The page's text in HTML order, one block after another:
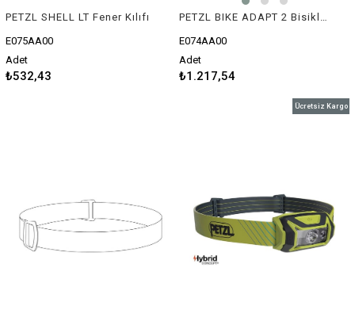
PETZL SHELL LT Fener Kılıfı
E075AA00
Adet
₺532,43
E074AA00
Adet
₺1.217,54
Ücretsiz Kargo